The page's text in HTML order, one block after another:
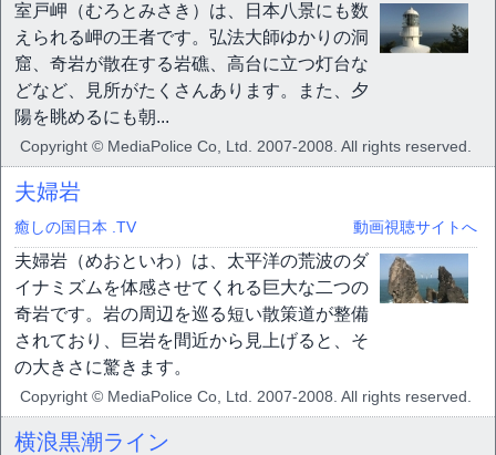
室戸岬（むろとみさき）は、日本八景にも数
えられる岬の王者です。弘法大師ゆかりの洞
窟、奇岩が散在する岩礁、高台に立つ灯台な
どなど、見所がたくさんあります。また、夕
陽を眺めるにも朝...
Copyright © MediaPolice Co, Ltd. 2007-2008. All rights reserved.
夫婦岩
癒しの国日本 .TV 動画視聴サイトへ
夫婦岩（めおといわ）は、太平洋の荒波のダ
イナミズムを体感させてくれる巨大な二つの
奇岩です。岩の周辺を巡る短い散策道が整備
されており、巨岩を間近から見上げると、そ
の大きさに驚きます。
Copyright © MediaPolice Co, Ltd. 2007-2008. All rights reserved.
横浪黒潮ライン